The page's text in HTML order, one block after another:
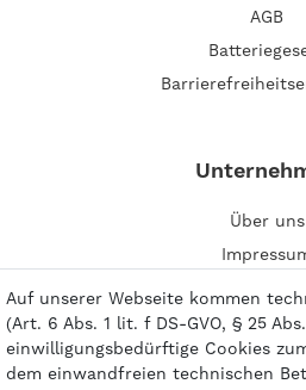
AGB
Über uns
Kontakt
Auf unserer Webseite kommen
(Art. 6 Abs. 1 lit. f DS-GVO, § 25
einwilligungsbedürftige Cookies
dem einwandfreien technischen